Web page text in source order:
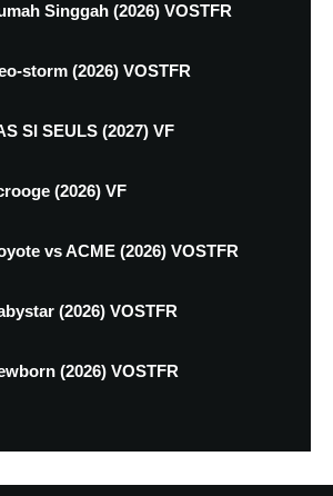
Singgah (2026) VOSTFR
storm (2026) VOSTFR
SI SEULS (2027) VF
(2026) VF
vs ACME (2026) VOSTFR
(2026) VOSTFR
(2026) VOSTFR